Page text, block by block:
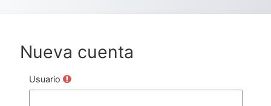
Nueva cuenta
Usuario